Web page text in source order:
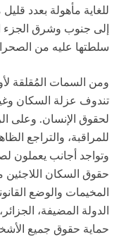
للغاية مأهولة بعدد
إلى جنوب وشرق الجزء
سلطتها عليه من
ومن السمات المُقلقة
تندوف عزلة السكان
لحقوق الإنسان. وعلى
للمراقبة، والتراجع
وتواجد أجانب يعملون
حقوق السكان
المخيمات والوضع
الدولة المضيفة،
حماية حقوق جميع